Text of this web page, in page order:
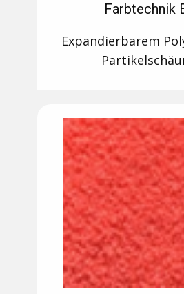
Farbtechnik
Expandierbarem